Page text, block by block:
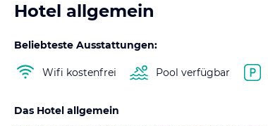
Hotel allgemein
Beliebteste Ausstattungen:
Wifi kostenfrei Pool verfügbar
Das Hotel allgemein